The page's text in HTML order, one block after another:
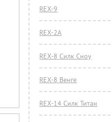
REX-9
REX-2А
REX-8 Силк Сноу
REX-8 Венге
REX-14 Силк Титан